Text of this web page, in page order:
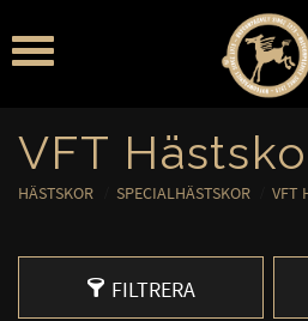
Meny
VFT
HÄSTSKOR SPECIALHÄSTSKOR VFT
FILTRERA